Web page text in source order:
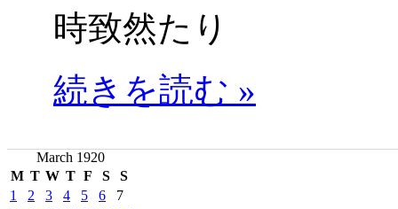
時致然たり
続きを読む »
March 1920
M T W T F S S
1 2 3 4 5 6
7